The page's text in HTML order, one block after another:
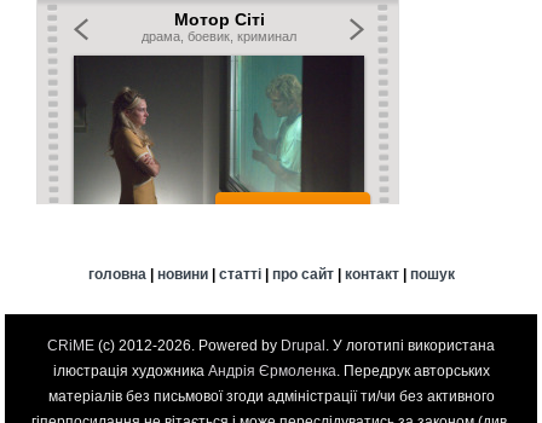
головна | новини| статті| про сайт| контакт| пошук
CRiME (c) 2012-2026. Powered by Drupal . У логотипі використана
ілюстрація художника Андрія Єрмоленка . Передрук авторських
матеріалів без письмової згоди адміністрації ти/чи без активного